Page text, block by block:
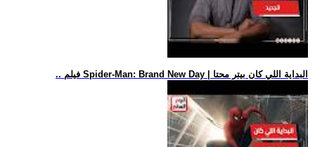
.. فيلم Spider-Man: Brand New Day | البداية اللي كان بيتر محتا